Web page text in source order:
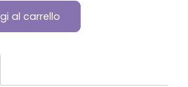
incentive system quantità
al carrello